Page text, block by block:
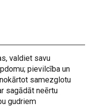
valdiet savu
pievilcība un
samezglotu
sagādāt neērtu
gudriem